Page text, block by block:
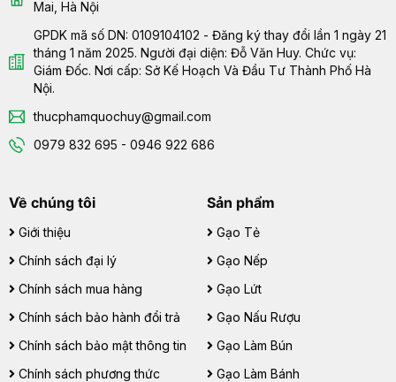
Mai, Hà Nội
GPDK mã số DN: 0109104102 - Đăng ký thay đổi lần 1 ngày 21
tháng 1 năm 2025. Người đại diện: Đỗ Văn Huy. Chức vụ:
Giám Đốc. Nơi cấp: Sở Kế Hoạch Và Đầu Tư Thành Phố Hà
Nội.
thucphamquochuy@gmail.com
0979 832 695 - 0946 922 686
Về chúng tôi
Giới thiệu
Chính sách đại lý
Chính sách mua hàng
Chính sách bảo hành đổi trả
Chính sách bảo mật thông tin
Chính sách phương thức
Sản phẩm
Gạo Tẻ
Gạo Nếp
Gạo Lứt
Gạo Nấu Rượu
Gạo Làm Bún
Gạo Làm Bánh